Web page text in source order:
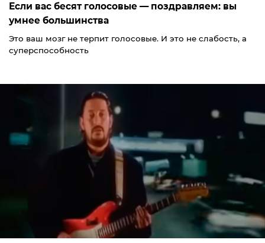
Если вас бесят голосовые — поздравляем: вы
умнее большинства
Это ваш мозг не терпит голосовые. И это не слабость, а
суперспособность